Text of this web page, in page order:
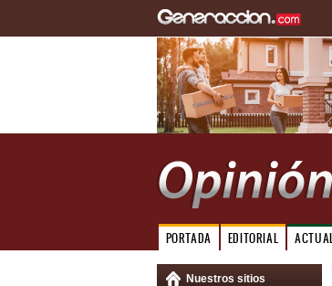
PORTADA EDITORIAL
Nuestros sitios